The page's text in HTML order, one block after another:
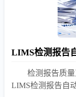
检测报告质
LIMS检测报告自